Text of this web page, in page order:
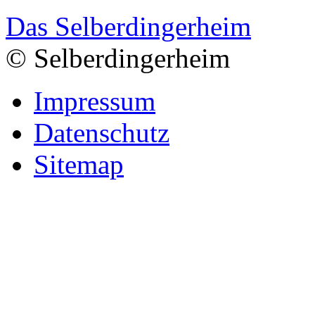
Das Selberdingerheim
© Selberdingerheim
Impressum
Datenschutz
Sitemap